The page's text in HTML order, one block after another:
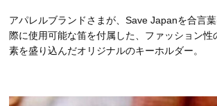
アパレルブランドさまが、Save Japanを合言
際に使用可能な笛を付属した、ファッション性
素を盛り込んだオリジナルのキーホルダー。